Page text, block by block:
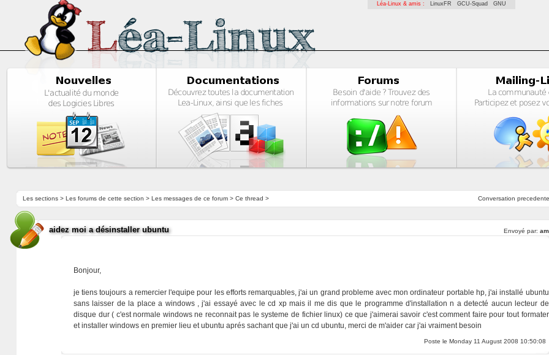
Léa-Linux & amis : LinuxFR GCU-Squad GNU
Conversation precedente
Les sections> Les forums de cette section > Les messages de ce forum> Ce thread >
aidez moi a désinstaller ubuntu Envoyé par:
Bonjour,
je tiens toujours a remercier l'equipe pour les efforts remarquables, j'ai un grand probleme avec mon ordinateur portable hp, j'ai installé ubuntu
sans laisser de la place a windows , j'ai essayé avec le cd xp mais il me dis que le programme d'installation n a detecté aucun lecteur de
disque dur ( c'est normale windows ne reconnait pas le systeme de fichier linux) ce que j'aimerai savoir c'est comment faire pour tout formater
et installer windows en premier lieu et ubuntu aprés sachant que j'ai un cd ubuntu, merci de m'aider car j'ai vraiment besoin
Poste le Monday 11 August 2008 10:50:08